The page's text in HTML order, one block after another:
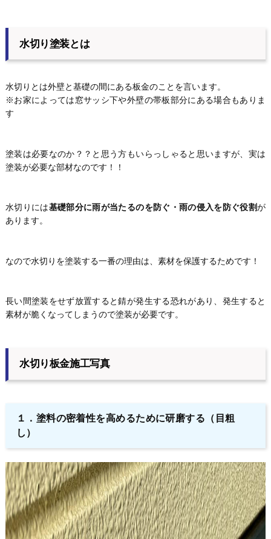
水切り塗装とは
水切りとは外壁と基礎の間にある板金のことを言います。
※お家によっては窓サッシ下や外壁の帯板部分にある場合もありま
す
塗装は必要なのか？？と思う方もいらっしゃると思いますが、実は
塗装が必要な部材なのです！！
水切りには基礎部分に雨が当たるのを防ぐ・雨の侵入を防ぐ役割が
あります。
なので水切りを塗装する一番の理由は、素材を保護するためです！
長い間塗装をせず放置すると錆が発生する恐れがあり、発生すると
素材が脆くなってしまうので塗装が必要です。
水切り板金施工写真
１．塗料の密着性を高めるために研磨する（目粗
し）